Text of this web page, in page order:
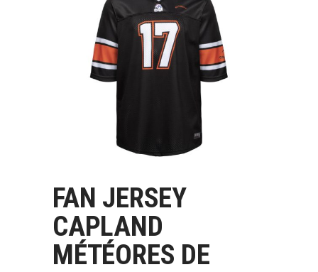
CHOIX DES OPTIONS
FAN JERSEY
CAPLAND
MÉTÉORES DE